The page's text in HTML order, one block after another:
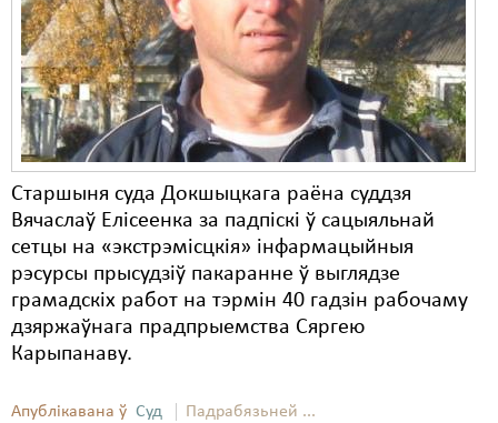
Старшыня суда Докшыцкага раёна суддзя
Вячаслаў Елісеенка за падпіскі ў сацыяльнай
сетцы на «экстрэмісцкія» інфармацыйныя
рэсурсы прысудзіў пакаранне ў выглядзе
грамадскіх работ на тэрмін 40 гадзін рабочаму
дзяржаўнага прадпрыемства Сяргею
Карыпанаву.
Апублікавана ў Суд Падрабязьней ...
КПЧ ААН
Культурныя правы
ЛПП
Мігранты
Мірныя сходы
Палітвязьні
Праваабаронцы
Правы дзіцяці